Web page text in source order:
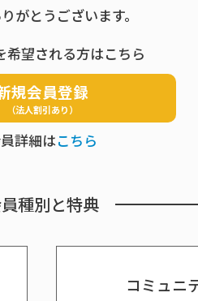
がとうございます。
希望される方はこちら
規会員登録
（法人割引あり）
詳細はこちら
種別と特典
コミュニ